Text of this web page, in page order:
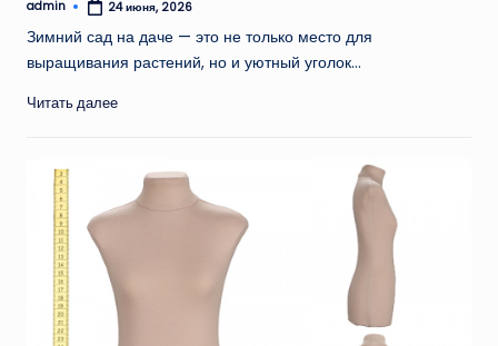
Запись
admin 24 июня, 2026
Зимний сад на даче — это не только место для
выращивания растений, но и уютный уголок…
Читать далее